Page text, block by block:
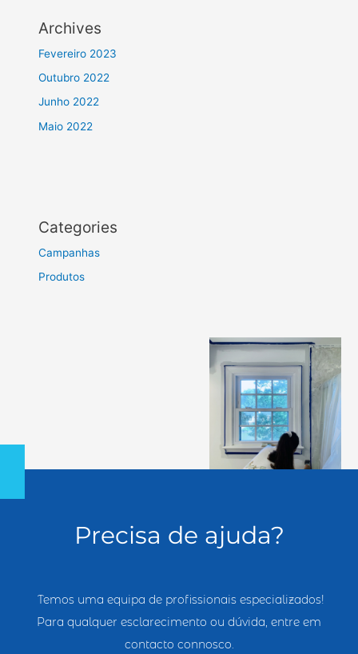
Archives
Fevereiro 2023
Outubro 2022
Junho 2022
Maio 2022
Categories
Campanhas
Produtos
Precisa de ajuda?
Temos uma equipa de profissionais especializados!
Para qualquer esclarecimento ou dúvida, entre em
contacto connosco.